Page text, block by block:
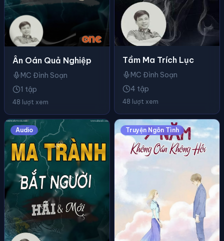
Ân Oán Quả Nghiệp
MC Đình Soạn
1 tập
48 lượt xem
Tầm Ma Trích Lục
MC Đình Soạn
4 tập
48 lượt xem
Audio Truyện Ngôn Tình